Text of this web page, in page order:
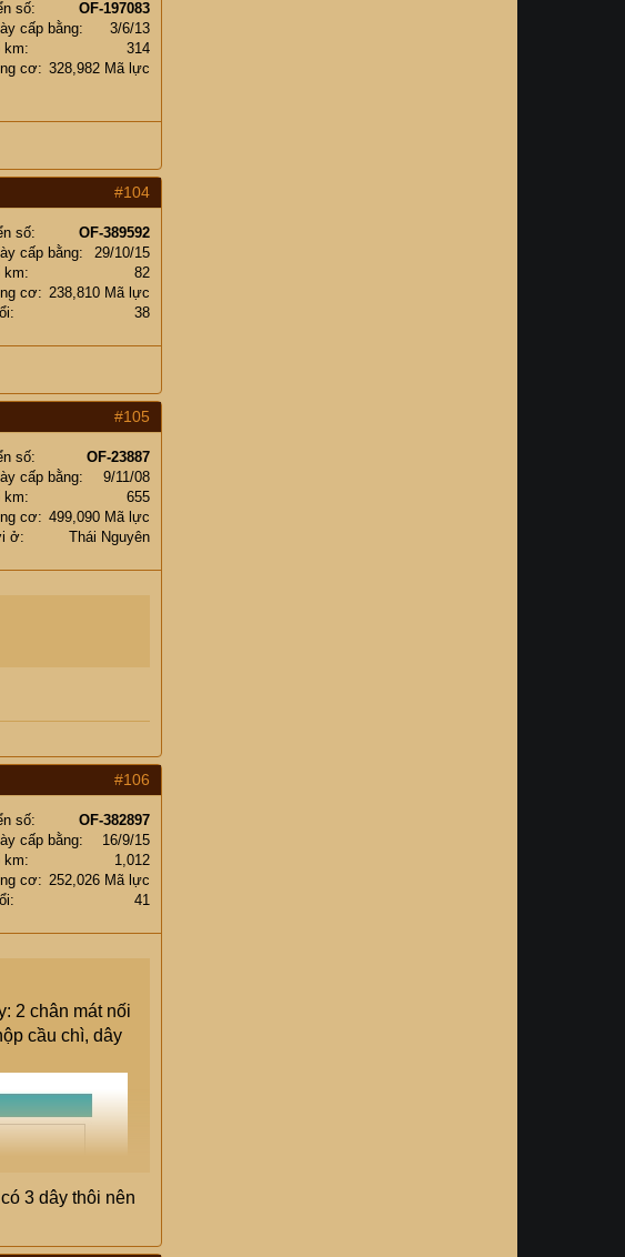
số
OF-197083
cấp bằng
3/6/13
km
314
cơ
328,982 Mã lực
#104
số
OF-389592
cấp bằng
29/10/15
km
82
cơ
238,810 Mã lực
38
#105
số
OF-23887
cấp bằng
9/11/08
km
655
cơ
499,090 Mã lực
ở
Thái Nguyên
#106
số
OF-382897
cấp bằng
16/9/15
km
1,012
cơ
252,026 Mã lực
41
2 chân mát nối
cầu chì, dây
3 dây thôi nên